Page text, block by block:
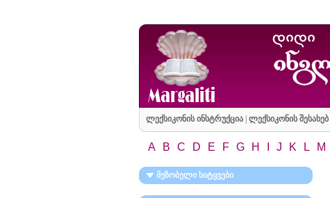
ლექსიკონის ინსტრუქცია| ლექსიკონის შესახებ|
A B C D E F G H J K L M
მეზობელი სიტყვები